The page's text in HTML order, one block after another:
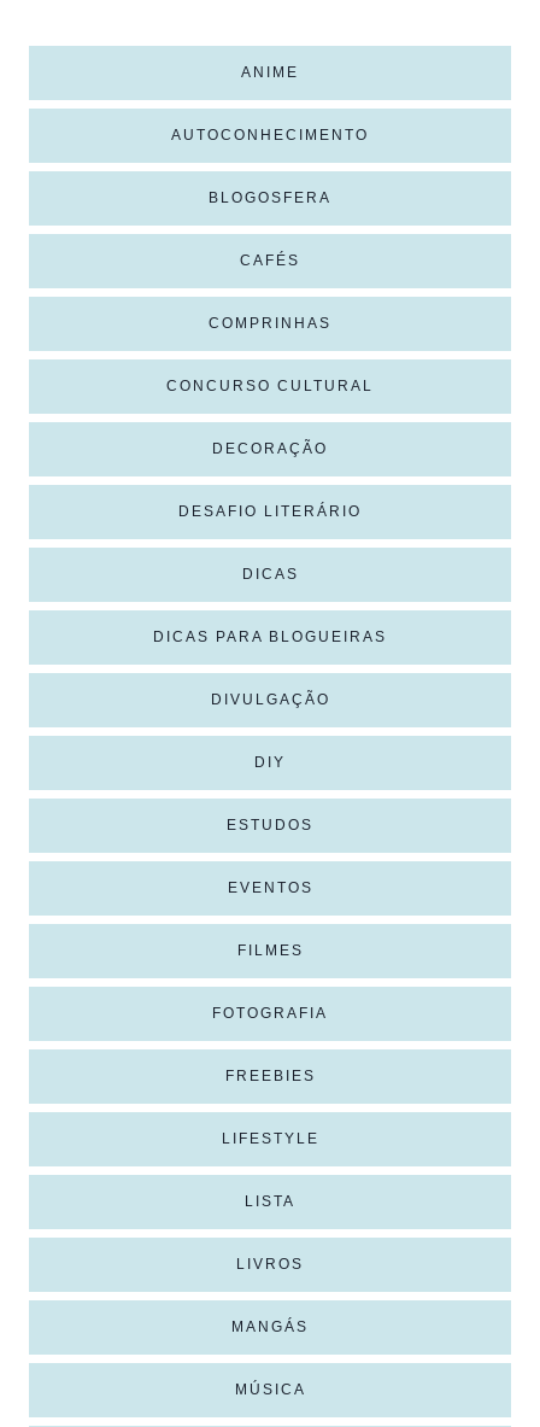
ANIME
AUTOCONHECIMENTO
BLOGOSFERA
CAFÉS
COMPRINHAS
CONCURSO CULTURAL
DECORAÇÃO
DESAFIO LITERÁRIO
DICAS
DICAS PARA BLOGUEIRAS
DIVULGAÇÃO
DIY
ESTUDOS
EVENTOS
FILMES
FOTOGRAFIA
FREEBIES
LIFESTYLE
LISTA
LIVROS
MANGÁS
MÚSICA